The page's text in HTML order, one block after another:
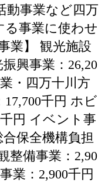
動事業など四万
る事業に使わせ
業】 観光施設
興事業：26,20
・四万十川方
千円 ホビ
円 イベント事
保全機構負担
整備事業：2,90
業：2,900千円